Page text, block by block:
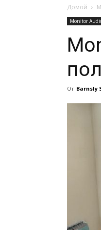
Домой
Monitor
От Barnsly